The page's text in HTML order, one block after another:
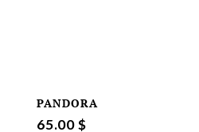
PANDORA
65.00 $